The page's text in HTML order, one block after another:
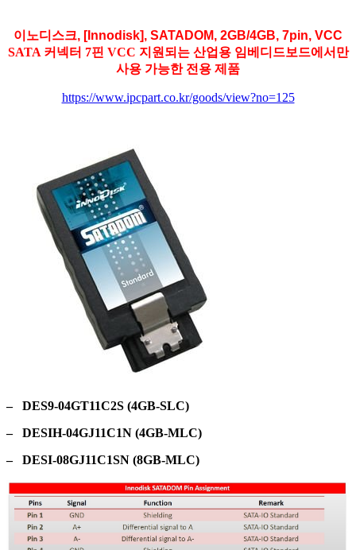
이노디스크, [Innodisk], SATADOM, 2GB/4GB, 7pin, VCC
SATA 커넥터 7핀 VCC 지원되는 산업용 임베디드보드에서만
사용 가능한 전용 제품
https://www.ipcpart.co.kr/goods/view?no=125
– DES9-04GT11C2S (4GB-SLC)
– DESIH-04GJ11C1N (4GB-MLC)
– DESI-08GJ11C1SN (8GB-MLC)